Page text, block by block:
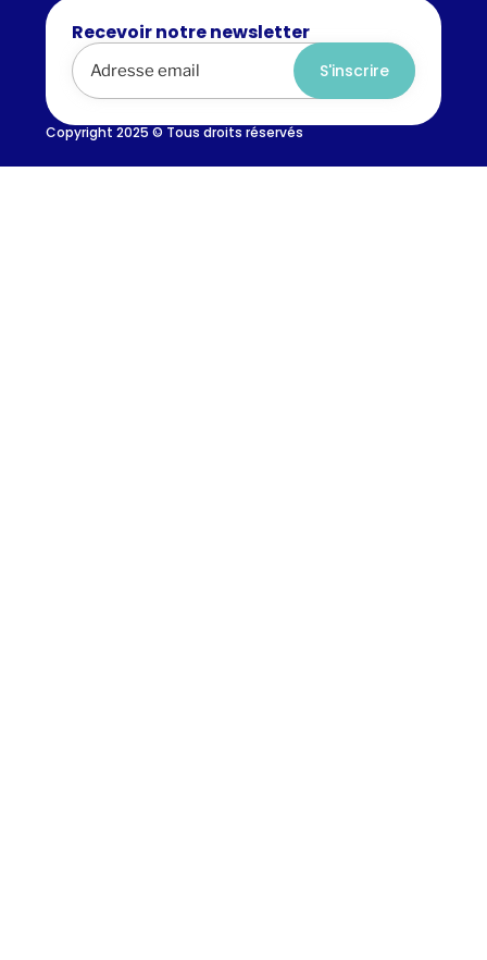
Recevoir notre newsletter
Copyright 2025 © Tous droits réservés